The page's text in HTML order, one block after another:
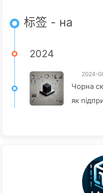
标签 - на
2024
2024-
Чорна
як